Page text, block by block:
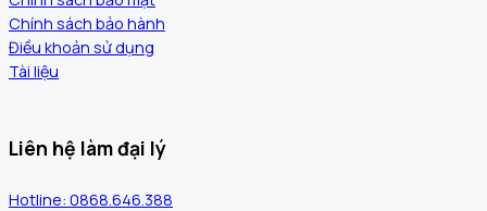
Chính sách bảo hành
Điều khoản sử dụng
Tài liệu
Liên hệ làm đại lý
Hotline: 0868.646.388